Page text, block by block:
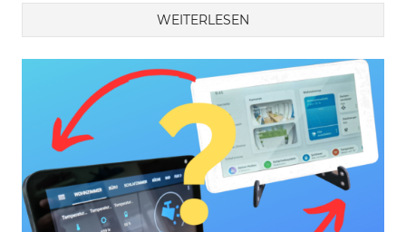
WEITERLESEN